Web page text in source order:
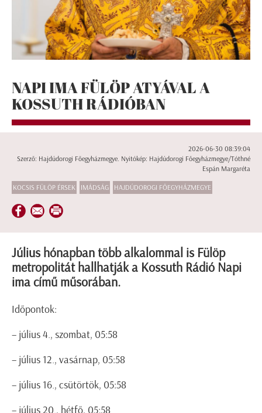
NAPI IMA FÜLÖP ATYÁVAL A
KOSSUTH RÁDIÓBAN
2026-06-30 08:39:04
Szerző: Hajdúdorogi Főegyházmegye. Nyitókép: Hajdúdorogi Főegyházmegye/Tóthné
Espán Margaréta
KOCSIS FÜLÖP ÉRSEK IMÁDSÁG HAJDÚDOROGI FŐEGYHÁZMEGYE
Július hónapban több alkalommal is Fülöp
metropolitát hallhatják a Kossuth Rádió Napi
ima című műsorában.
Időpontok:
– július 4., szombat, 05:58
– július 12., vasárnap, 05:58
– július 16., csütörtök, 05:58
– július 20., hétfő, 05:58